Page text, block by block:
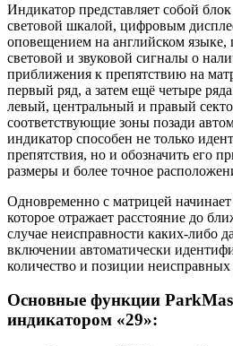
Индикатор представляет собой
световой шкалой, цифровым
оповещением на английском
световой и звуковой сигналы о
приближения к препятствию на
первый ряд, а затем ещё четыре
левый, центральный и правый
соответствующие зоны позади
индикатор способен не только
препятствия, но и обозначить его
размеры и более точное
Одновременно с матрицей начинает
которое отражает расстояние до
случае неисправности каких-либо
включении автоматически
количество и позиции неисправных
Основные функции
индикатором «29»: